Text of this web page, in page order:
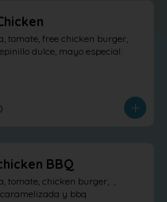
tomate, free chicken burger,
dulce, mayo especial.
BBQ
tomate, chicken burger,  ,
y bbq